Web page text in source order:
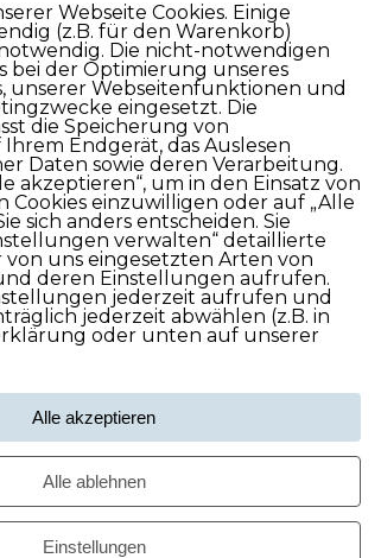
Podcast so abonnieren, dass Ihnen in
und folgen Sie der Anleitung
Webseite Cookies. Einige
(z.B. für den Warenkorb)
Die nicht-notwendigen
bei der Optimierung unseres
unserer Webseitenfunktionen und
eingesetzt. Die
die Speicherung von
Endgerät, das Auslesen
Daten sowie deren Verarbeitung.
akzeptieren“, um in den Einsatz von
Cookies einzuwilligen oder auf „Alle
sich anders entscheiden. Sie
verwalten“ detaillierte
uns eingesetzten Arten von
deren Einstellungen aufrufen.
jederzeit aufrufen und
jederzeit abwählen (z.B. in
oder unten auf unserer
Alle akzeptieren
Alle ablehnen
Einstellungen